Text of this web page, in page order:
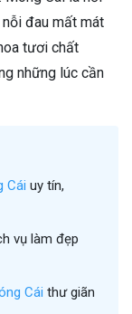
đau mất mát
tươi chất
những lúc cần
Cái uy tín,
vụ làm đẹp
Cái thư giãn